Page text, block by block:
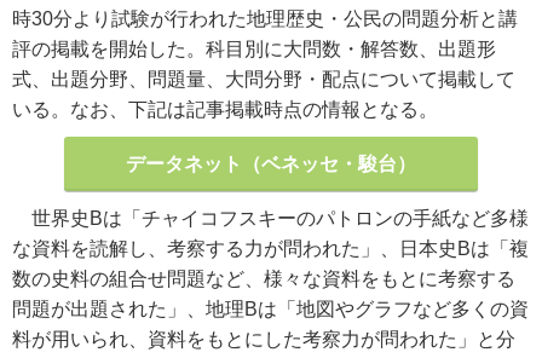
時30分より試験が行われた地理歴史・公民の問題分析と講
評の掲載を開始した。科目別に大問数・解答数、出題形
式、出題分野、問題量、大問分野・配点について掲載して
いる。なお、下記は記事掲載時点の情報となる。
データネット（ベネッセ・駿台）
世界史Bは「チャイコフスキーのパトロンの手紙など多様
な資料を読解し、考察する力が問われた」、日本史Bは「複
数の史料の組合せ問題など、様々な資料をもとに考察する
問題が出題された」、地理Bは「地図やグラフなど多くの資
料が用いられ、資料をもとにした考察力が問われた」と分